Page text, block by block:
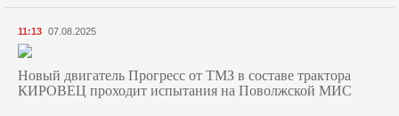
11:13 07.08.2025
Новый двигатель Прогресс от ТМЗ в составе трактора
КИРОВЕЦ проходит испытания на Поволжской МИС